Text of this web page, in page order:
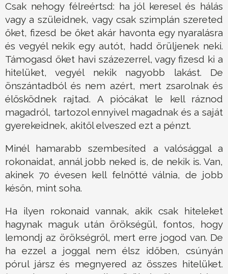
Csak nehogy félreértsd: ha jól keresel és hálás
vagy a szüleidnek, vagy csak szimplán szereted
őket, fizesd be őket akár havonta egy nyaralásra
és vegyél nekik egy autót, hadd örüljenek neki.
Támogasd őket havi százezerrel, vagy fizesd ki a
hitelüket, vegyél nekik nagyobb lakást. De
önszántadból és nem azért, mert zsarolnak és
élősködnek rajtad. A piócákat le kell ráznod
magadról, tartozol ennyivel magadnak és a saját
gyerekeidnek, akitől elveszed ezt a pénzt.
Minél hamarabb szembesíted a valósággal a
rokonaidat, annál jobb neked is, de nekik is. Van,
akinek 70 évesen kell felnőtté válnia, de jobb
későn, mint soha.
Ha ilyen rokonaid vannak, akik csak hiteleket
hagynak maguk után örökségül, fontos, hogy
lemondj az örökségről, mert erre jogod van. De
ha ezzel a joggal nem élsz időben, csúnyán
pórul jársz és megnyered az összes hitelüket.